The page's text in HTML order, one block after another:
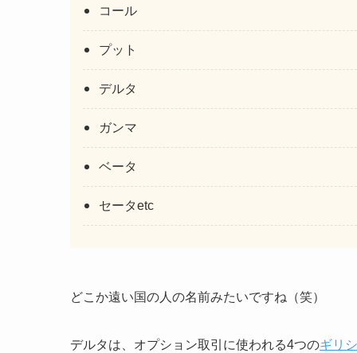
コール
プット
デルタ
ガンマ
ベータ
セータetc
どこか遠い国の人の名前みたいですね（笑）
デルタは、オプション取引に使われる4つのギリ